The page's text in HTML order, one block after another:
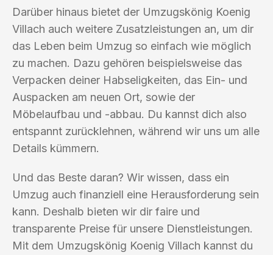
Darüber hinaus bietet der Umzugskönig Koenig
Villach auch weitere Zusatzleistungen an, um dir
das Leben beim Umzug so einfach wie möglich
zu machen. Dazu gehören beispielsweise das
Verpacken deiner Habseligkeiten, das Ein- und
Auspacken am neuen Ort, sowie der
Möbelaufbau und -abbau. Du kannst dich also
entspannt zurücklehnen, während wir uns um alle
Details kümmern.
Und das Beste daran? Wir wissen, dass ein
Umzug auch finanziell eine Herausforderung sein
kann. Deshalb bieten wir dir faire und
transparente Preise für unsere Dienstleistungen.
Mit dem Umzugskönig Koenig Villach kannst du